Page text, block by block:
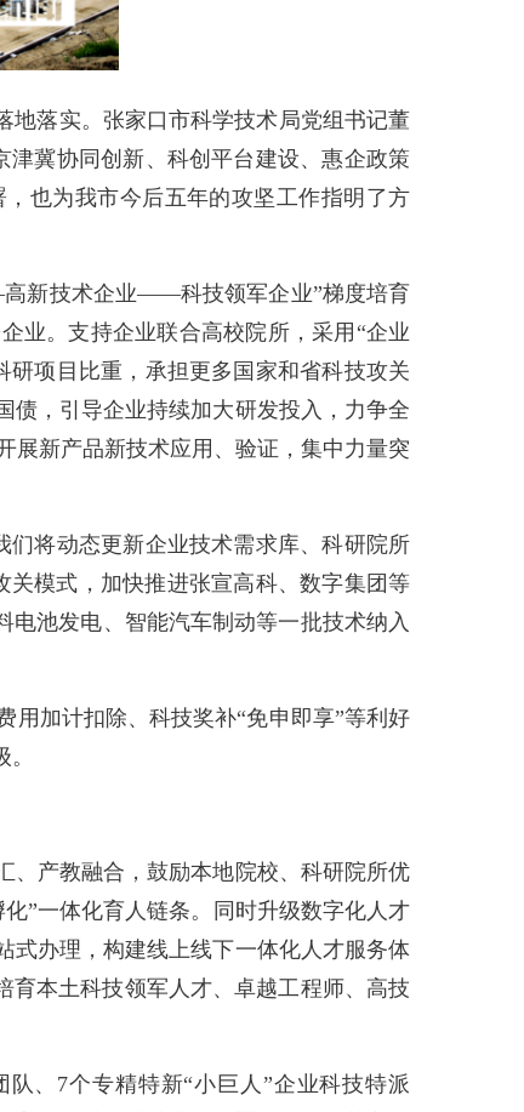
落实。张家口市科学技术局党组书记董
冀协同创新、科创平台建设、惠企政策
也为我市今后五年的攻坚工作指明了方
新技术企业——科技领军企业”梯度培育
业。支持企业联合高校院所，采用“企业
项目比重，承担更多国家和省科技攻关
债，引导企业持续加大研发投入，力争全
展新产品新技术应用、验证，集中力量突
将动态更新企业技术需求库、科研院所
关模式，加快推进张宣高科、数字集团等
电池发电、智能汽车制动等一批技术纳入
加计扣除、科技奖补“免申即享”等利好
产教融合，鼓励本地院校、科研院所优
”一体化育人链条。同时升级数字化人才
式办理，构建线上线下一体化人才服务体
育本土科技领军人才、卓越工程师、高技
、7个专精特新“小巨人”企业科技特派